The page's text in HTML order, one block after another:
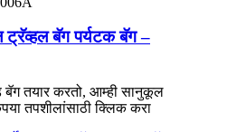
ट्रॅव्हल बॅग पर्यटक बॅग –
बॅग तयार करतो, आम्ही सानुकूल
तपशीलांसाठी क्लिक करा